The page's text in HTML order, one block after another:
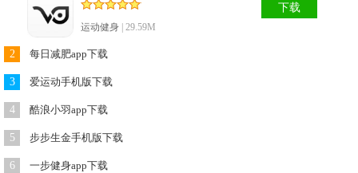
相关热点：
运动健身 | 29.59M
下载
2 每日减肥app下载
3 爱运动手机版下载
4 酷浪小羽app下载
5 步步生金手机版下载
6 一步健身app下载